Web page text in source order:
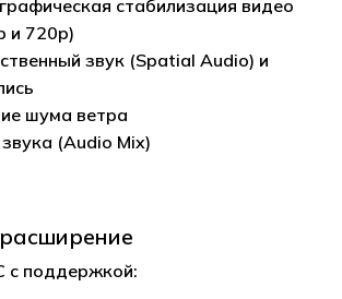
стабилизация видео
и 720p)
звук (Spatial Audio) и
шума ветра
(Audio Mix)
с поддержкой: